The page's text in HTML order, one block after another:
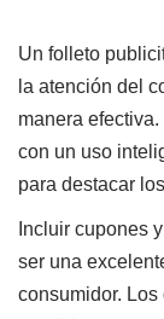
Un folleto
la atención del
manera
con un uso
para destacar
Incluir cupones
ser una
consumidor.